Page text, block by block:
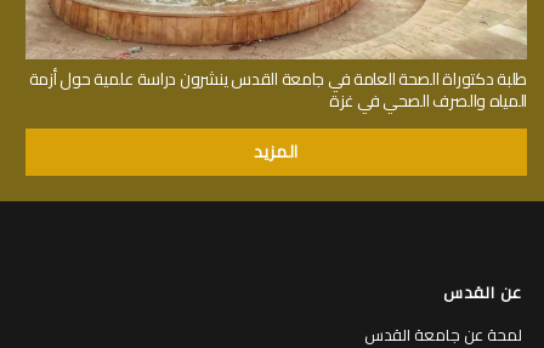
طلبة دكتوراة الصحة العامة في جامعة القدس ينشرون دراسة علمية حول أزمة
المياه والصرف الصحي في غزة
المزيد
عن القدس
لمحة عن جامعة القدس